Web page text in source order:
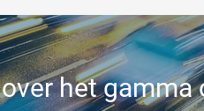
het